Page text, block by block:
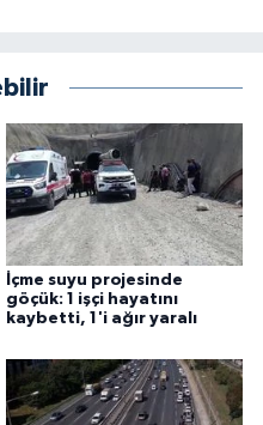
İçme suyu projesinde
göçük: 1 işçi hayatını
kaybetti, 1'i ağır yaralı